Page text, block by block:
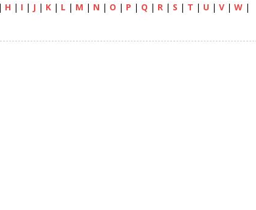
| H | I | J | K | L | M | N | O | P | Q | R | S | T | U | V | W |